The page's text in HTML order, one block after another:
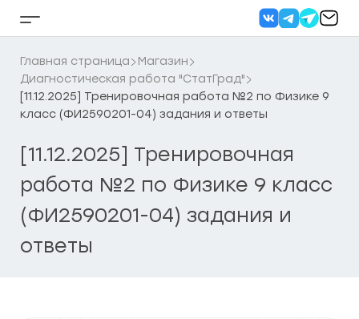
Кнопка
бокового
меню
Главная страница
Магазин
Диагностическая работа "СтатГрад"
[11.12.2025] Тренировочная работа №2 по Физике 9
класс (ФИ2590201-04) задания и ответы
[11.12.2025] Тренировочная
работа №2 по Физике 9 класс
(ФИ2590201-04) задания и
ответы